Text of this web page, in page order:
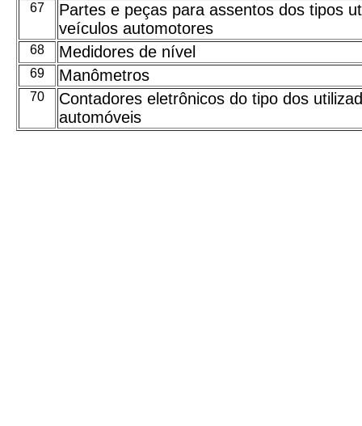
67
Partes e peças para assentos dos tipos
veículos automotores
68 Medidores de nível
69 Manômetros
70
Contadores eletrônicos do tipo dos
automóveis